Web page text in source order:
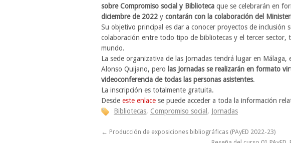
sobre Compromiso social y Biblioteca que se celebrarán en
diciembre de 2022 y contarán con la colaboración del
Su objetivo principal es dar a conocer proyectos de inclusión
colaboración entre todo tipo de bibliotecas y el tercer sector,
mundo.
La sede organizativa de las Jornadas tendrá lugar en Málaga,
Alonso Quijano, pero las Jornadas se realizarán en formato
videoconferencia de todas las personas asistentes.
La inscripción es totalmente gratuita.
Desde este enlace se puede acceder a toda la información
Bibliotecas, Compromiso social, Jornadas
← Producción de exposiciones bibliográficas (PAyED 2022-23)